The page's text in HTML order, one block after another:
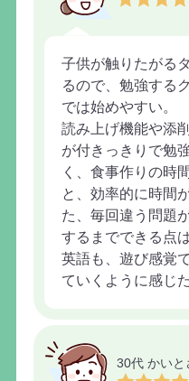
子供が触りたがる
るので、勉強する
では始めやすい。
読み上げ機能や添
が付きっきりで勉
く、食事作りの時
と、効率的に時間
た、毎回違う問題
するまでできる点
英語も、遊び感覚
ていくように感じた
30代 かいと